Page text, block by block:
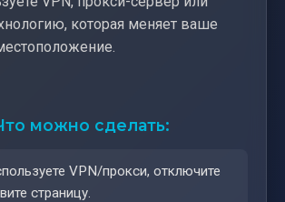
которая меняет ваше
можно сделать:
VPN/прокси, отключите
страницу.